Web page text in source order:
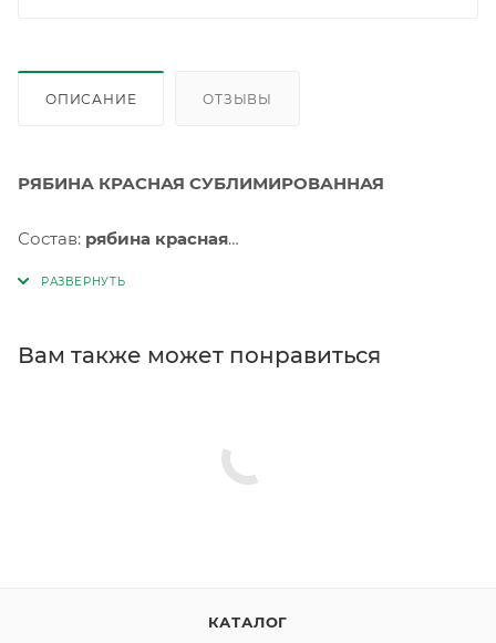
ОПИСАНИЕ ОТЗЫВЫ
РЯБИНА КРАСНАЯ СУБЛИМИРОВАННАЯ
Состав: рябина красная
Хранить от попадания прямых солнечных лучей, при
срока годности указаны на этикетке. Не является
Юридический адрес: 188523, Российская Федерация,
Вам также может понравиться
КАТАЛОГ